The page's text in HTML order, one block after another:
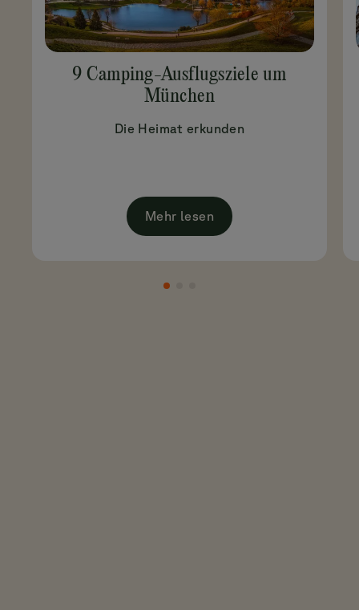
9 Camping-Ausflugsziele um
München
Die Heimat erkunden
Mehr lesen